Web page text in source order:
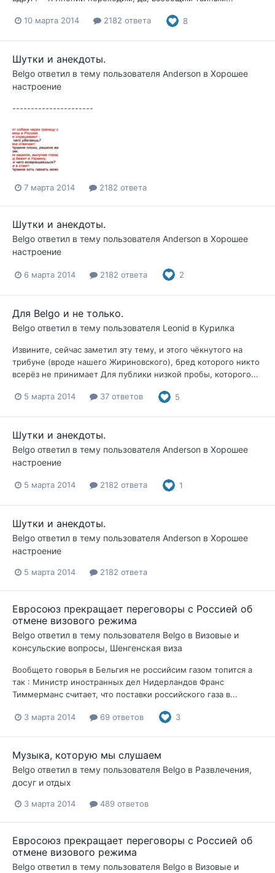
10 марта 2014 2182 ответа 8
Шутки и анекдоты.
Belgo ответил в тему пользователя Anderson в Хорошее
настроение
----------------------
7 марта 2014 2182 ответа
Шутки и анекдоты.
Belgo ответил в тему пользователя Anderson в Хорошее
настроение
6 марта 2014 2182 ответа 2
Для Belgo и не только.
Belgo ответил в тему пользователя Leonid в Курилка
Извините, сейчас заметил эту тему, и этого чёкнутого на
трибуне (вроде нашего Жириновского), бред которого никто
всерёз не принимает Для публики низкой пробы, которого...
5 марта 2014 37 ответов 5
Шутки и анекдоты.
Belgo ответил в тему пользователя Anderson в Хорошее
настроение
5 марта 2014 2182 ответа 1
Шутки и анекдоты.
Belgo ответил в тему пользователя Anderson в Хорошее
настроение
5 марта 2014 2182 ответа
Евросоюз прекращает переговоры с Россией об
отмене визового режима
Belgo ответил в тему пользователя Belgo в Визовые и
консульские вопросы, Шенгенская виза
Вообщето говорья в Бельгия не российсим газом топится а
так : Министр иностранных дел Нидерландов Франс
Тиммерманс считает, что поставки российского газа в...
3 марта 2014 69 ответов 3
Музыка, которую мы слушаем
Belgo ответил в тему пользователя Belgo в Развлечения,
досуг и отдых
3 марта 2014 489 ответов
Евросоюз прекращает переговоры с Россией об
отмене визового режима
Belgo ответил в тему пользователя Belgo в Визовые и